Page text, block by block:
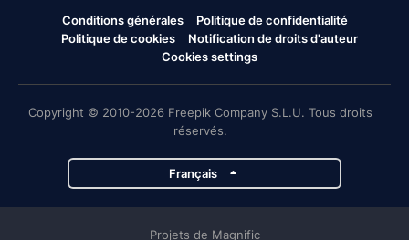
Conditions générales
Politique de confidentialité
Politique de cookies
Notification de droits d'auteur
Cookies settings
Copyright © 2010-2026 Freepik Company S.L.U. Tous droits
réservés.
Français
Projets de Magnific